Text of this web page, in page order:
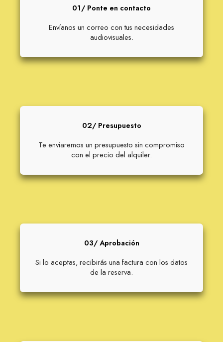
01/ Ponte en contacto
Envíanos un correo con tus necesidades
audiovisuales.
02/ Presupuesto
Te enviaremos un presupuesto sin compromiso
con el precio del alquiler.
03/ Aprobación
Si lo aceptas, recibirás una factura con los datos
de la reserva.